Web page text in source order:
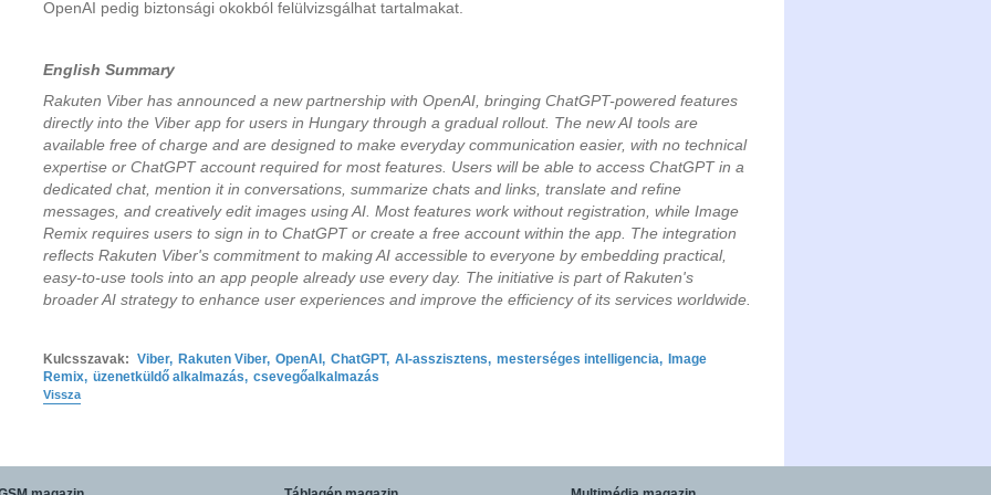
OpenAI pedig biztonsági okokból felülvizsgálhat tartalmakat.
English Summary
Rakuten Viber has announced a new partnership with OpenAI, bringing ChatGPT-powered features
directly into the Viber app for users in Hungary through a gradual rollout. The new AI tools are
available free of charge and are designed to make everyday communication easier, with no technical
expertise or ChatGPT account required for most features. Users will be able to access ChatGPT in a
dedicated chat, mention it in conversations, summarize chats and links, translate and refine
messages, and creatively edit images using AI. Most features work without registration, while Image
Remix requires users to sign in to ChatGPT or create a free account within the app. The integration
reflects Rakuten Viber's commitment to making AI accessible to everyone by embedding practical,
easy-to-use tools into an app people already use every day. The initiative is part of Rakuten's
broader AI strategy to enhance user experiences and improve the efficiency of its services worldwide.
Kulcsszavak: Viber, Rakuten Viber, OpenAI , ChatGPT, AI-asszisztens, mesterséges intelligencia, Image
Remix, üzenetküldő alkalmazás, csevegőalkalmazás
Vissza